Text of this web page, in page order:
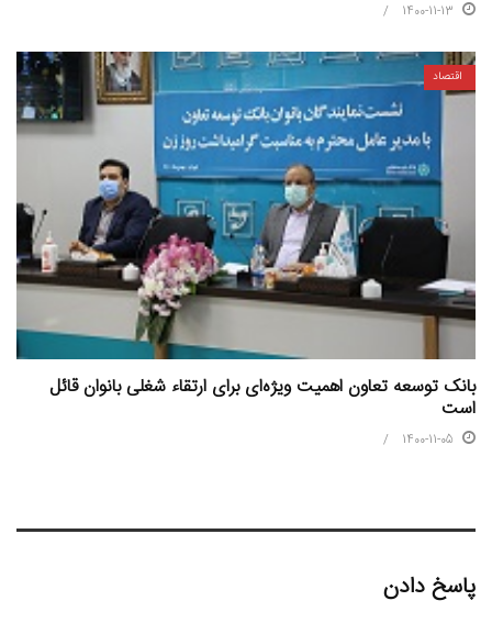
1400-11-13
اقتصاد
بانک توسعه تعاون اهمیت ویژه‌ای برای ارتقاء شغلی بانوان قائل
است
1400-11-05
پاسخ دادن